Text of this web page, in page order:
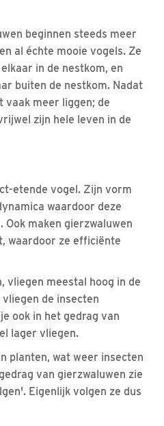
beginnen steeds meer
al échte mooie vogels. Ze
in de nestkom, en
buiten de nestkom. Nadat
vaak meer liggen; de
zijn hele leven in de
etende vogel. Zijn vorm
waardoor deze
maken gierzwaluwen
waardoor ze efficiënte
vliegen meestal hoog in de
de insecten
ook in het gedrag van
lager vliegen.
planten, wat weer insecten
van gierzwaluwen zie
Eigenlijk volgen ze dus